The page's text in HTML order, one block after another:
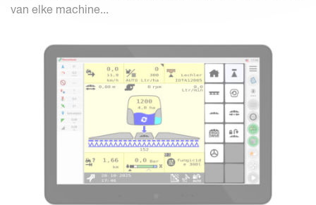
van elke machine...